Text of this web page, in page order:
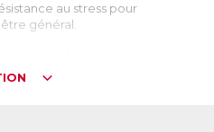
au stress pour
général.
simple et agréable de